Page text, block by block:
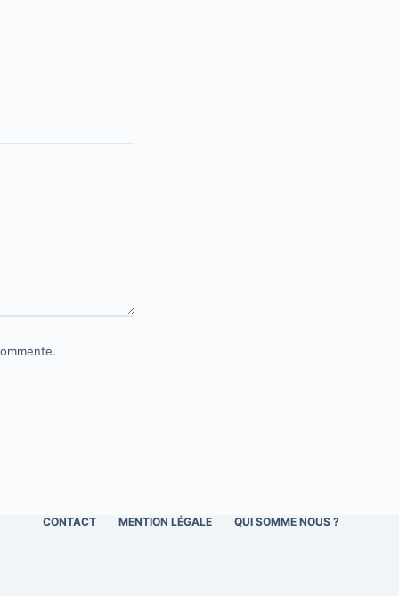
CONTACT MENTION LÉGALE QUI SOMME NOUS ?